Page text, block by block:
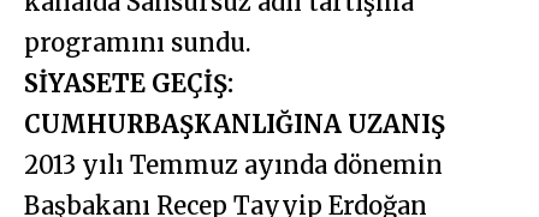
programını sundu.
SİYASETE GEÇİŞ:
CUMHURBAŞKANLIĞINA UZANIŞ
2013 yılı Temmuz ayında dönemin
Başbakanı Recep Tayyip Erdoğan